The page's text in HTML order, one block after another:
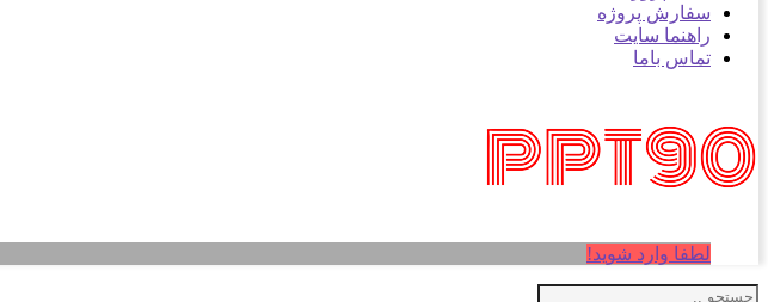
سفارش پروژه
راهنما سایت
تماس باما
لطفا وارد شوید!